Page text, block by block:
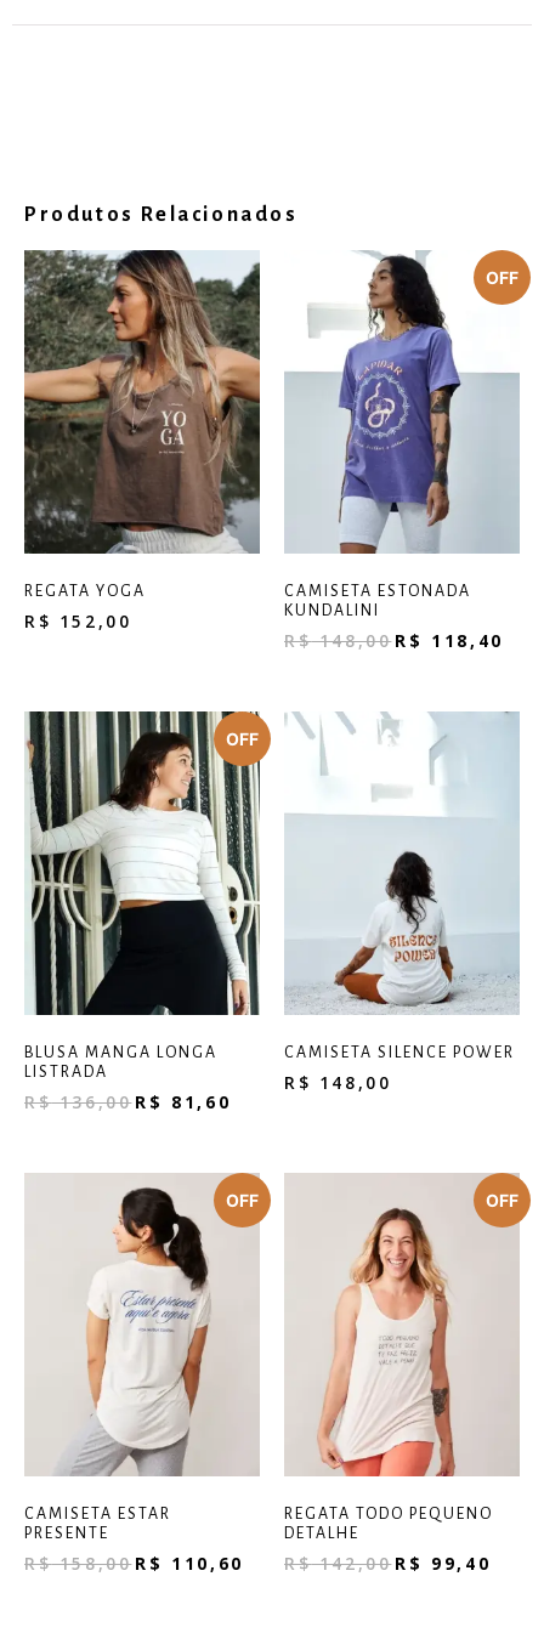
Produtos Relacionados
REGATA YOGA
R$ 152,00
CAMISETA ESTONADA
KUNDALINI
R$148,00R$ 118,40
BLUSA MANGA LONGA
LISTRADA
R$136,00R$ 81,60
CAMISETA SILENCE POWER
R$ 148,00
CAMISETA ESTAR
PRESENTE
R$158,00R$ 110,60
REGATA TODO PEQUENO
DETALHE
R$142,00R$ 99,40